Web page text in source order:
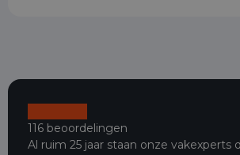
116 beoordelingen
Al ruim 25 jaar staan onze vakexperts